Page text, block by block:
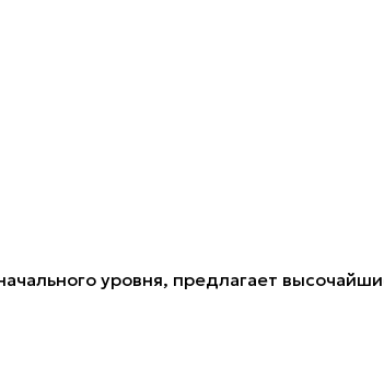
уровня, предлагает